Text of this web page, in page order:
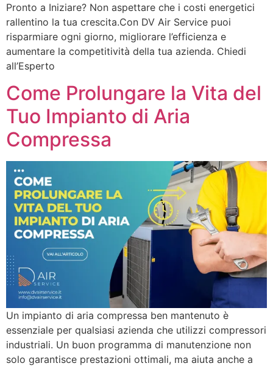
Pronto a Iniziare? Non aspettare che i costi energetici
rallentino la tua crescita.Con DV Air Service puoi
risparmiare ogni giorno, migliorare l’efficienza e
aumentare la competitività della tua azienda. Chiedi
all’Esperto
Come Prolungare la Vita del
Tuo Impianto di Aria
Compressa
Un impianto di aria compressa ben mantenuto è
essenziale per qualsiasi azienda che utilizzi compressori
industriali. Un buon programma di manutenzione non
solo garantisce prestazioni ottimali, ma aiuta anche a